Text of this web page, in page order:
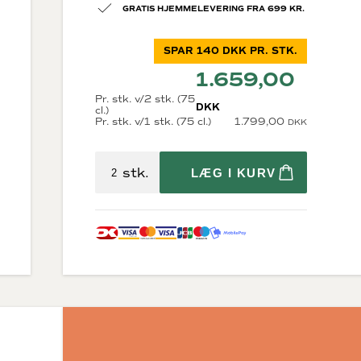
Økologisk vin
Bæredygtig vin
Store flasker
Vin i trækasser
Fine Wine
Tilbehør
GRATIS HJEMMELEVERING FRA 699 KR.
Pr. stk. v/1 stk. (75 cl.) 1.799,00 DKK
Pr. stk. v/2 stk. (75
cl.)
1.659,00
DKK
SPAR 140 DKK PR. STK.
stk. LÆG I KURV